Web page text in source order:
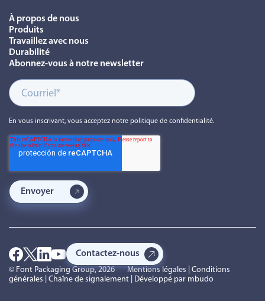
À propos de nous
Produits
Travaillez avec nous
Durabilité
Abonnez-vous à notre newsletter
En vous inscrivant, vous acceptez notre politique de confidentialité.
Contactez-nous
© Font Packaging Group, 2026Mentions légales
Conditions
générales
Chaîne de signalement | Développé par mbudo